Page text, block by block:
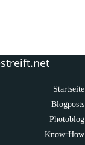
Startseite
Blogposts
Photoblog
Know-How